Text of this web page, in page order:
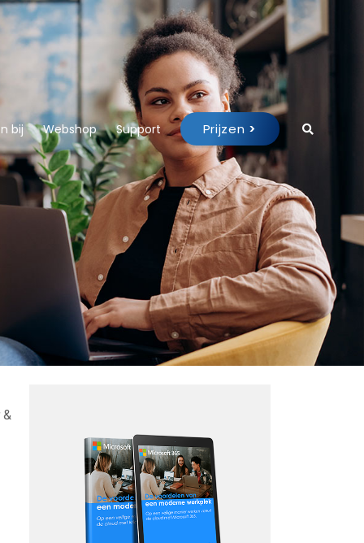
bij Webshop Support Prijzen >
&